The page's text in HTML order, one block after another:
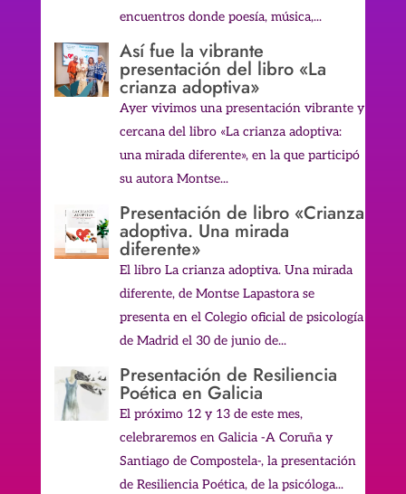
encuentros donde poesía, música,...
Así fue la vibrante
presentación del libro «La
crianza adoptiva»
Ayer vivimos una presentación vibrante y
cercana del libro «La crianza adoptiva:
una mirada diferente», en la que participó
su autora Montse...
Presentación de libro «Crianza
adoptiva. Una mirada
diferente»
El libro La crianza adoptiva. Una mirada
diferente, de Montse Lapastora se
presenta en el Colegio oficial de psicología
de Madrid el 30 de junio de...
Presentación de Resiliencia
Poética en Galicia
El próximo 12 y 13 de este mes,
celebraremos en Galicia -A Coruña y
Santiago de Compostela-, la presentación
de Resiliencia Poética, de la psicóloga...